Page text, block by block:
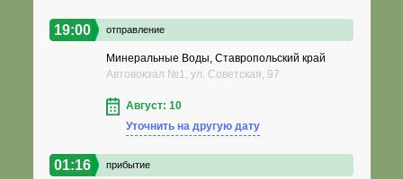
19:00 отправление
Минеральные Воды, Ставропольский край
Автовокзал №1, ул. Советская, 97
Август: 10
Уточнить на другую дату
01:16 прибытие